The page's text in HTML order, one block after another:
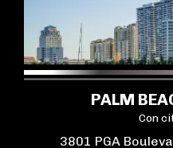
PALM
Con
3801 PGA